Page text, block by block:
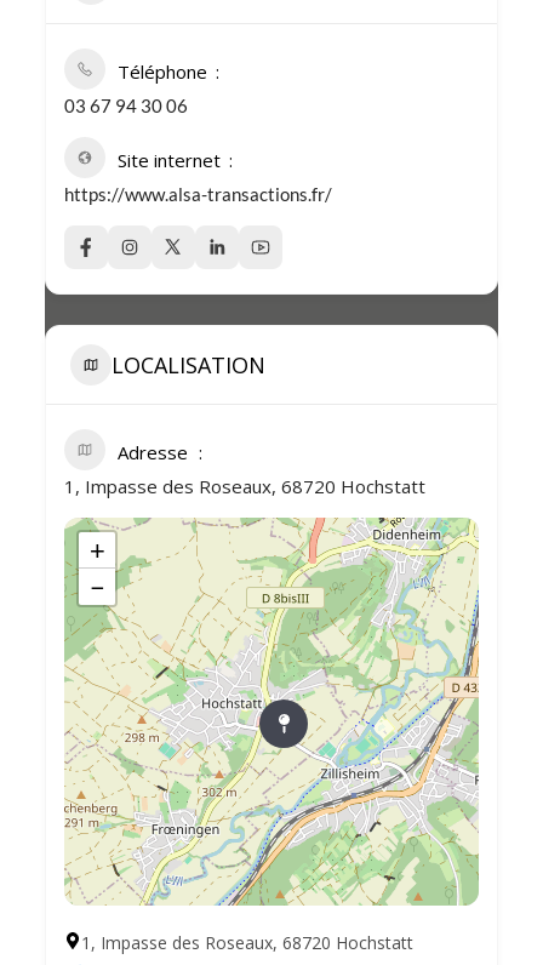
Téléphone
03 67 94 30 06
Site internet
https://www.alsa-transactions.fr/
LOCALISATION
Adresse
1, Impasse des Roseaux, 68720 Hochstatt
+
−
1, Impasse des Roseaux, 68720 Hochstatt